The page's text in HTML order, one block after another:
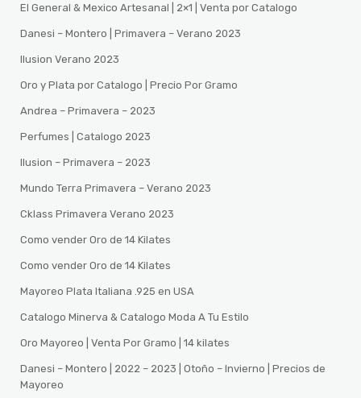
El General & Mexico Artesanal | 2×1 | Venta por Catalogo
Danesi – Montero | Primavera – Verano 2023
Ilusion Verano 2023
Oro y Plata por Catalogo | Precio Por Gramo
Andrea – Primavera – 2023
Perfumes | Catalogo 2023
Ilusion – Primavera – 2023
Mundo Terra Primavera – Verano 2023
Cklass Primavera Verano 2023
Como vender Oro de 14 Kilates
Como vender Oro de 14 Kilates
Mayoreo Plata Italiana .925 en USA
Catalogo Minerva & Catalogo Moda A Tu Estilo
Oro Mayoreo | Venta Por Gramo | 14 kilates
Danesi – Montero | 2022 – 2023 | Otoño – Invierno | Precios de
Mayoreo